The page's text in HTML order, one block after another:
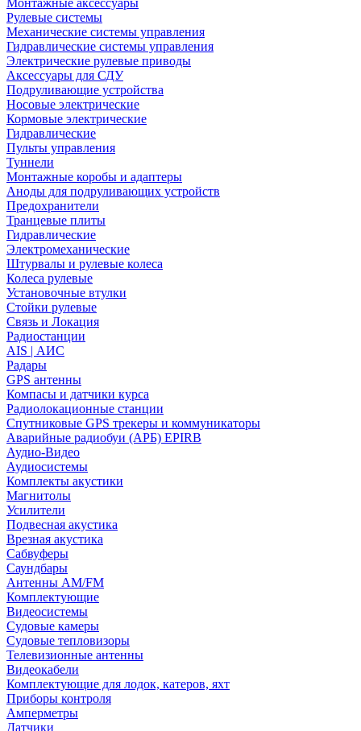
Монтажные аксессуары
Рулевые системы
Механические системы управления
Гидравлические системы управления
Электрические рулевые приводы
Аксессуары для СДУ
Подруливающие устройства
Носовые электрические
Кормовые электрические
Гидравлические
Пульты управления
Туннели
Монтажные коробы и адаптеры
Аноды для подруливающих устройств
Предохранители
Транцевые плиты
Гидравлические
Электромеханические
Штурвалы и рулевые колеса
Колеса рулевые
Установочные втулки
Стойки рулевые
Связь и Локация
Радиостанции
AIS | АИС
Радары
GPS антенны
Компасы и датчики курса
Радиолокационные станции
Спутниковые GPS трекеры и коммуникаторы
Аварийные радиобуи (АРБ) EPIRB
Аудио-Видео
Аудиосистемы
Комплекты акустики
Магнитолы
Усилители
Подвесная акустика
Врезная акустика
Сабвуферы
Саундбары
Антенны AM/FM
Комплектующие
Видеосистемы
Судовые камеры
Cудовые тепловизоры
Телевизионные антенны
Видеокабели
Комплектующие для лодок, катеров, яхт
Приборы контроля
Амперметры
Датчики